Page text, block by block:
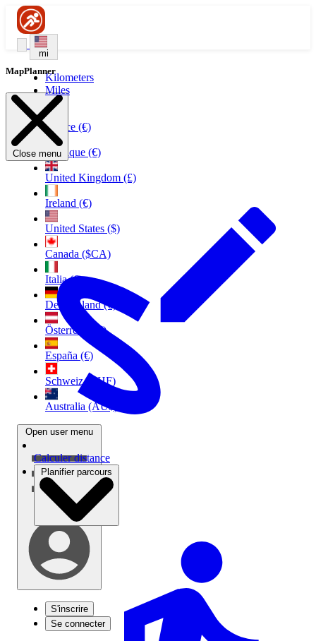
mi
Kilometers
Miles
France (€)
Belgique (€)
United Kingdom (£)
Ireland (€)
United States ($)
Canada ($CA)
Italia (€)
Deutschland (€)
Österreich (€)
España (€)
Schweiz (CHF)
Australia (AU$)
Open user menu
S'inscrire
Se connecter
MapPlanner
Close menu
Calculer distance
Planifier parcours